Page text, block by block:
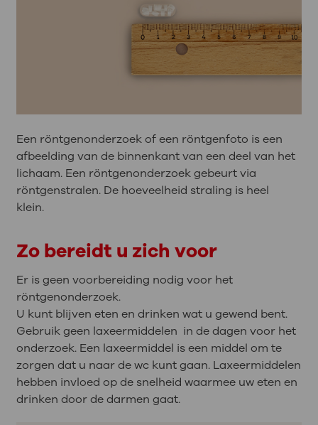
Een röntgenonderzoek of een röntgenfoto is een
afbeelding van de binnenkant van een deel van het
lichaam. Een röntgenonderzoek gebeurt via
röntgenstralen. De hoeveelheid straling is heel
klein.
Zo bereidt u zich voor
Er is geen voorbereiding nodig voor het
röntgenonderzoek.
U kunt blijven eten en drinken wat u gewend bent.
Gebruik geen laxeermiddelen in de dagen voor het
onderzoek. Een laxeermiddel is een middel om te
zorgen dat u naar de wc kunt gaan. Laxeermiddelen
hebben invloed op de snelheid waarmee uw eten en
drinken door de darmen gaat.